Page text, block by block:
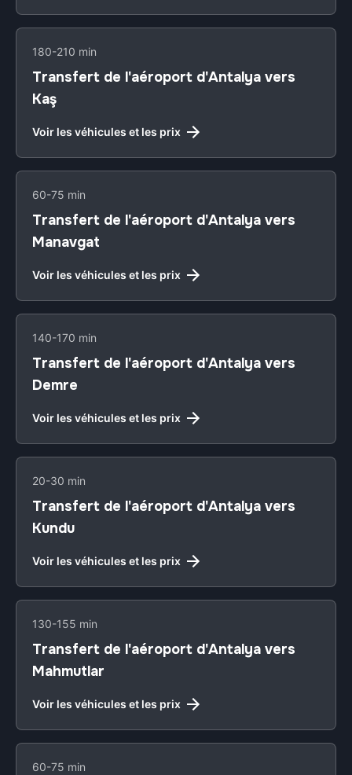
180-210 min
Transfert de l'aéroport d'Antalya vers
Kaş
Voir les véhicules et les prix
60-75 min
Transfert de l'aéroport d'Antalya vers
Manavgat
Voir les véhicules et les prix
140-170 min
Transfert de l'aéroport d'Antalya vers
Demre
Voir les véhicules et les prix
20-30 min
Transfert de l'aéroport d'Antalya vers
Kundu
Voir les véhicules et les prix
130-155 min
Transfert de l'aéroport d'Antalya vers
Mahmutlar
Voir les véhicules et les prix
60-75 min